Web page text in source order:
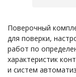
Поверочный
для поверки,
работ по
характеристик
и систем